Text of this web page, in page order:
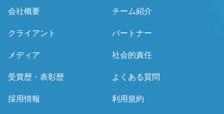
会社概要
チーム紹介
クライアント パートナー
メディア 社会的責任
受賞歴・表彰歴 よくある質問
採用情報 利用規約